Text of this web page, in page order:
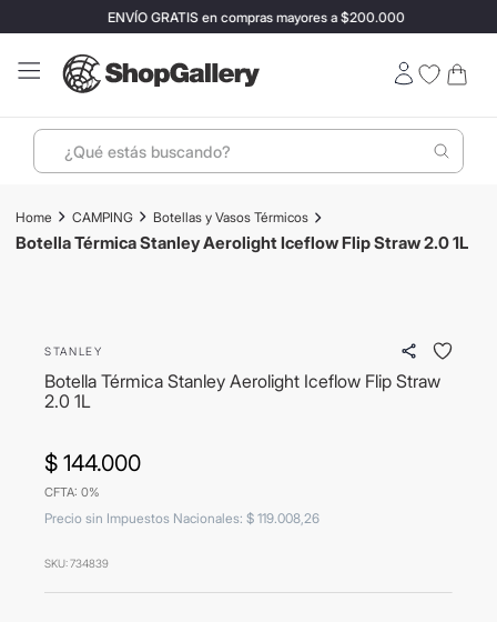
ENVÍO GRATIS en compras mayores a $200.000
¿Qué estás buscando?
CAMPING Botellas y Vasos Térmicos
Botella Térmica Stanley Aerolight Iceflow Flip Straw 2.0 1L
STANLEY
Botella Térmica Stanley Aerolight Iceflow Flip Straw
2.0 1L
$ 144.000
CFTA: 0%
Precio sin Impuestos Nacionales: $ 119.008, 26
SKU:734839
1. perfumes
4.
5.
7. hugo boss
8 mochila
10. carolina herrera